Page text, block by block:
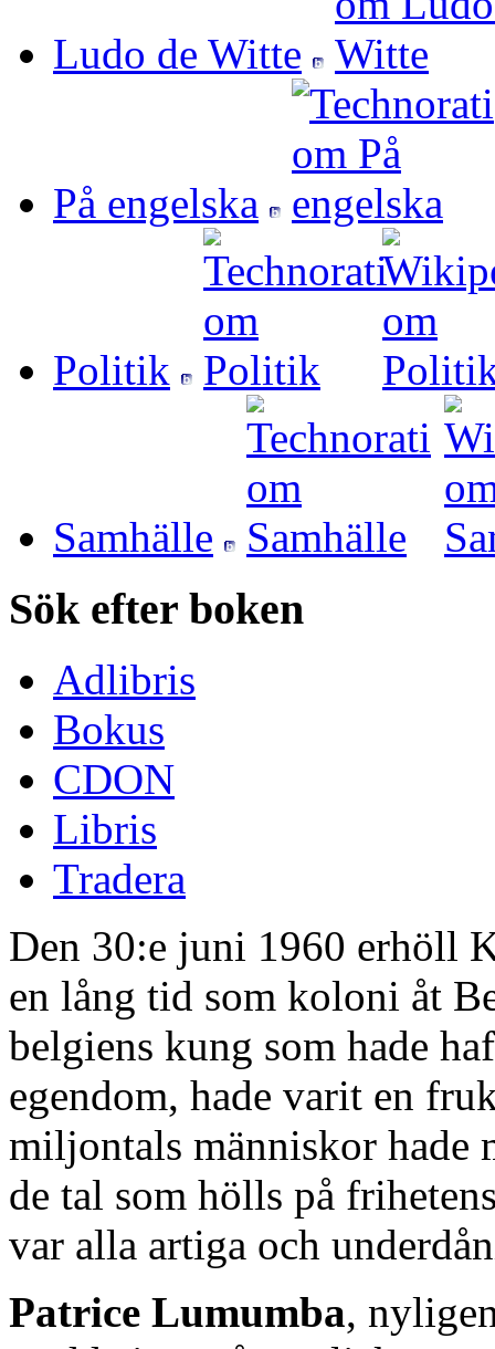
Ludo de Witte
På engelska
Politik
Samhälle
Sök efter boken
Adlibris
Bokus
CDON
Libris
Tradera
Den 30:e juni 1960 erhöll
en lång tid som koloni åt
belgiens kung som hade
egendom, hade varit en
miljontals människor hade
de tal som hölls på
var alla artiga och
Patrice Lumumba,